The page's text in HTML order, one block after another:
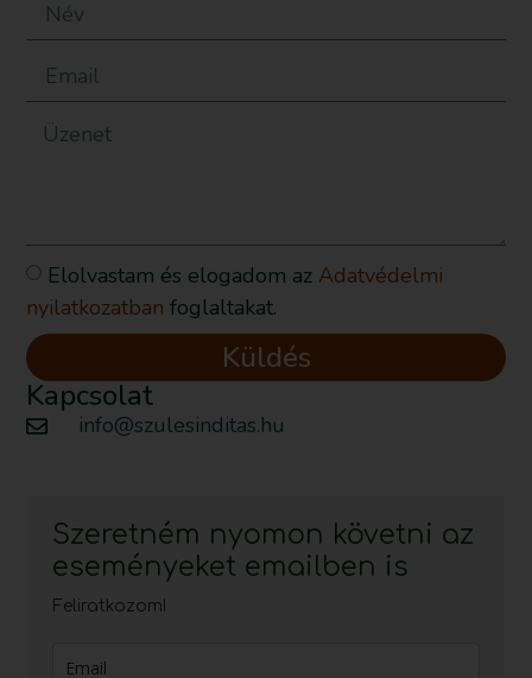
Elolvastam és elogadom az Adatvédelmi
nyilatkozatban foglaltakat.
Küldés
Kapcsolat
info@szulesinditas.hu
Szeretném nyomon követni az
eseményeket emailben is
Feliratkozom!